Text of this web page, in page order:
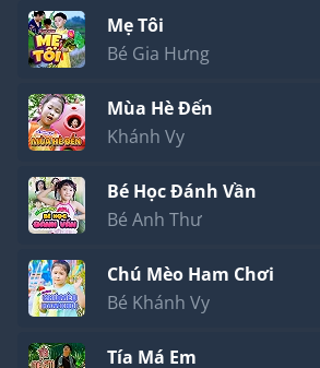
Mẹ Tôi
Bé Gia Hưng
Mùa Hè Đến
Khánh Vy
Bé Học Đánh Vần
Bé Anh Thư
Chú Mèo Ham Chơi
Bé Khánh Vy
Tía Má Em